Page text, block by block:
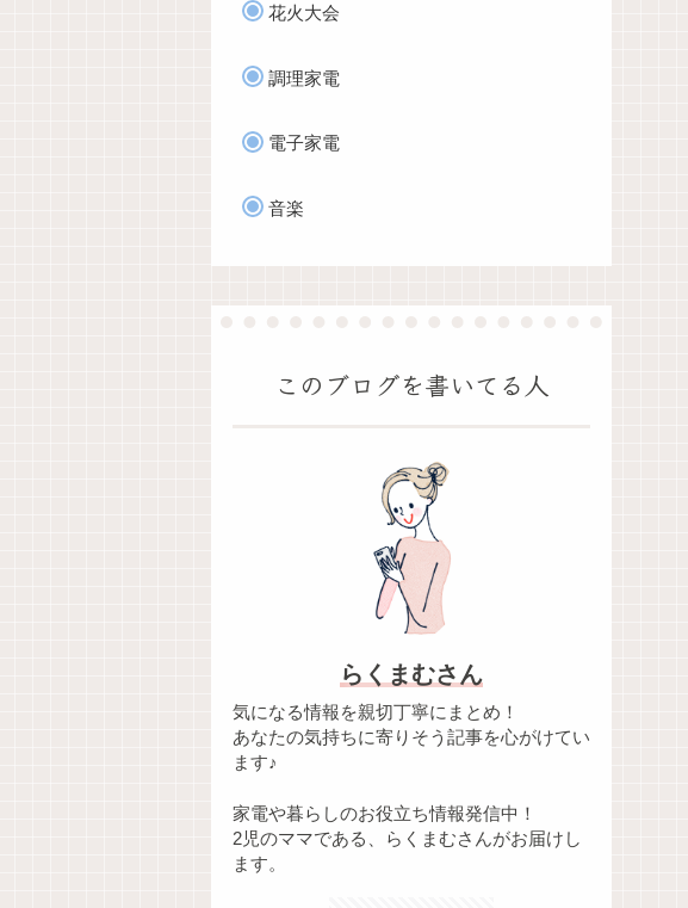
花火大会
調理家電
電子家電
音楽
このブログを書いてる人
らくまむさん
気になる情報を親切丁寧にまとめ！
あなたの気持ちに寄りそう記事を心がけてい
ます♪
家電や暮らしのお役立ち情報発信中！
2児のママである、らくまむさんがお届けし
ます。